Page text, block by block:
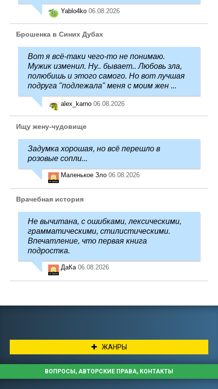
Yablo4ko 06.08.2026
Брошенка в Синих Дубах
Вот я всё-таки чего-то не понимаю.
Мужик изменил. Ну.. бывает.. Любовь зла,
полюбишь и этого самого. Но вот лучшая
подруга "подлежала" меня с моим жен ...
alex_karno 06.08.2026
Ищу жену-чудовище
Задумка хорошая, но всё перешло в
розовые сопли...
Маленькое Зло 06.08.2026
Врачебная история
Не вычитана, с ошибками, лексическими,
грамматическими, стилистическими.
Впечатление, что первая книга
подростка.
ДаКа 06.08.2026
ЖАНРЫ
ВОПРОСЫ, АВТОРСКИЕ ПРАВА, КОНТАКТЫ